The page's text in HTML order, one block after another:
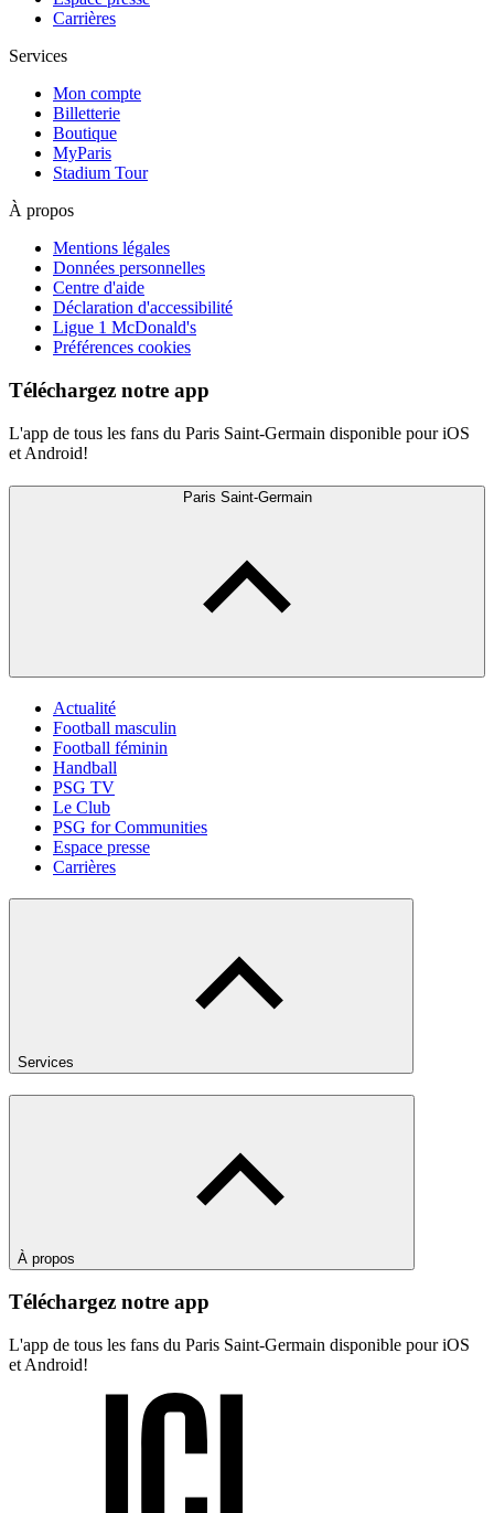
Carrières
Services
Mon compte
Billetterie
Boutique
MyParis
Stadium Tour
À propos
Mentions légales
Données personnelles
Centre d'aide
Déclaration d'accessibilité
Ligue 1 McDonald's
Préférences cookies
Téléchargez notre app
L'app de tous les fans du Paris Saint-Germain disponible pour iOS
et Android!
Paris Saint-Germain
Actualité
Football masculin
Football féminin
Handball
PSG TV
Le Club
PSG for Communities
Espace presse
Carrières
Services
À propos
Téléchargez notre app
L'app de tous les fans du Paris Saint-Germain disponible pour iOS
et Android!